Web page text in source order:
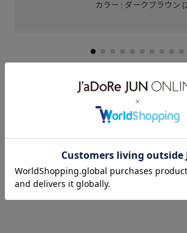
カラー : ダークブラウン
26RPUVCARE 26SS_エアリーリネンライ
26SSエアリーリネンライク
ちゃんとプラスかわいい保証